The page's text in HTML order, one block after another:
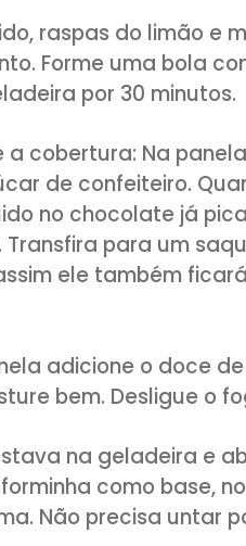
de chocolate:
de leite fresco
glucose
de açúcar de
a manteiga e
úmida.